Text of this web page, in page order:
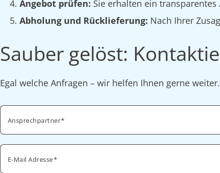
Angebot prüfen: Sie erhalten ein
Abholung und Rücklieferung: Nach Ihrer
Sauber gelöst:
Egal welche Anfragen – wir helfen Ihnen gerne
Ansprechpartner
E-Mail Adresse